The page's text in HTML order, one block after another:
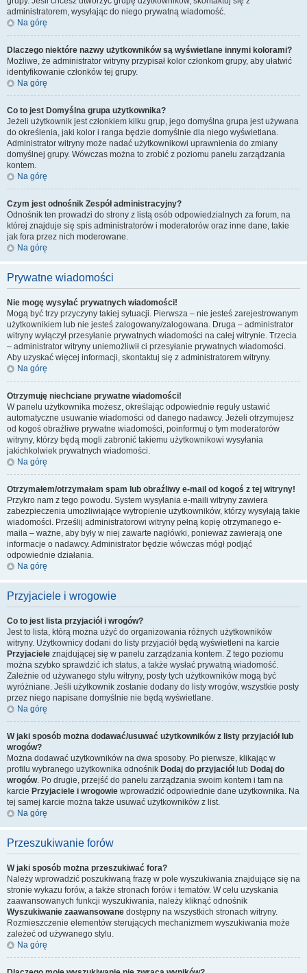
administratorem, wysyłając do niego prywatną wiadomość.
Na górę
Dlaczego niektóre nazwy użytkowników są wyświetlane innymi kolorami?
Możliwe, że administrator witryny przypisał kolor członkom grupy, aby ułatwić
identyfikowanie członków tej grupy.
Na górę
Co to jest Domyślna grupa użytkownika?
Jeżeli użytkownik jest członkiem kilku grup, jego domyślna grupa jest używana
do określenia, jaki kolor i ranga będzie domyślnie dla niego wyświetlana.
Administrator witryny może nadać użytkownikowi uprawnienia do zmiany
domyślnej grupy. Wówczas można to zrobić z poziomu panelu zarządzania
kontem.
Na górę
Czym jest odnośnik Zespół administracyjny?
Odnośnik ten prowadzi do strony z listą osób odpowiedzialnych za forum, na
której znajduje się spis administratorów i moderatorów oraz inne dane, takie
jak fora przez nich moderowane.
Na górę
Prywatne wiadomości
Nie mogę wysyłać prywatnych wiadomości!
Mogą być trzy przyczyny takiej sytuacji. Pierwsza – nie jesteś zarejestrowanym
użytkownikiem lub nie jesteś zalogowany/zalogowana. Druga – administrator
witryny wyłączył przesyłanie prywatnych wiadomości na całej witrynie. Trzecia
– administrator witryny uniemożliwił ci przesyłanie prywatnych wiadomości.
Aby uzyskać więcej informacji, skontaktuj się z administratorem witryny.
Na górę
Otrzymuję niechciane prywatne wiadomości!
W panelu użytkownika możesz, określając odpowiednie reguły ustawić
automatyczne usuwanie wiadomości od danego nadawcy. Jeżeli otrzymujesz
od kogoś obraźliwe prywatne wiadomości, poinformuj o tym moderatorów
witryny, którzy będą mogli zabronić takiemu użytkownikowi wysyłania
jakichkolwiek prywatnych wiadomości.
Na górę
Otrzymałem/otrzymałam spam lub obraźliwy e-mail od kogoś z tej witryny!
Przykro nam z tego powodu. System wysyłania e-maili witryny zawiera
zabezpieczenia umożliwiające wytropienie użytkowników, którzy wysyłają takie
wiadomości. Prześlij administratorowi witryny pełną kopię otrzymanego e-
maila – ważne, aby były w niej zawarte nagłówki, ponieważ zawierają one
informacje o nadawcy. Administrator będzie wówczas mógł podjąć
odpowiednie działania.
Na górę
Przyjaciele i wrogowie
Co to jest lista przyjaciół i wrogów?
Jest to lista, którą można użyć do organizowania różnych użytkowników
witryny. Użytkownicy dodani do listy przyjaciół będą wyświetleni na karcie
Przyjaciele znajdującej się w panelu zarządzania kontem. Z tego poziomu
można szybko sprawdzić ich status, a także wysłać prywatną wiadomość.
Zależnie od używanego stylu witryny, posty tych użytkowników mogą być
wyróżniane. Jeśli użytkownik zostanie dodany do listy wrogów, wszystkie posty
przez niego napisane domyślnie nie będą wyświetlane.
Na górę
W jaki sposób można dodawać/usuwać użytkowników z listy przyjaciół lub
wrogów?
Można dodawać użytkowników na dwa sposoby. Po pierwsze, klikając w
profilu wybranego użytkownika odnośnik Dodaj do przyjaciółlub Dodaj do
wrogów. Po drugie, przejść do panelu zarządzania swoim kontem i tam na
karcie Przyjaciele i wrogowie wprowadzić odpowiednie dane użytkownika. Na
tej samej karcie można także usuwać użytkowników z list.
Na górę
Przeszukiwanie forów
W jaki sposób można przeszukiwać fora?
Należy wprowadzić poszukiwaną frazę w pole wyszukiwania znajdujące się na
stronie wykazu forów, a także stronach forów i tematów. W celu uzyskania
zaawansowanych funkcji wyszukiwania, należy kliknąć odnośnik
Wyszukiwanie zaawansowane dostępny na wszystkich stronach witryny.
Rozmieszczenie elementów sterujących mechanizmem wyszukiwania może
zależeć od używanego stylu.
Na górę